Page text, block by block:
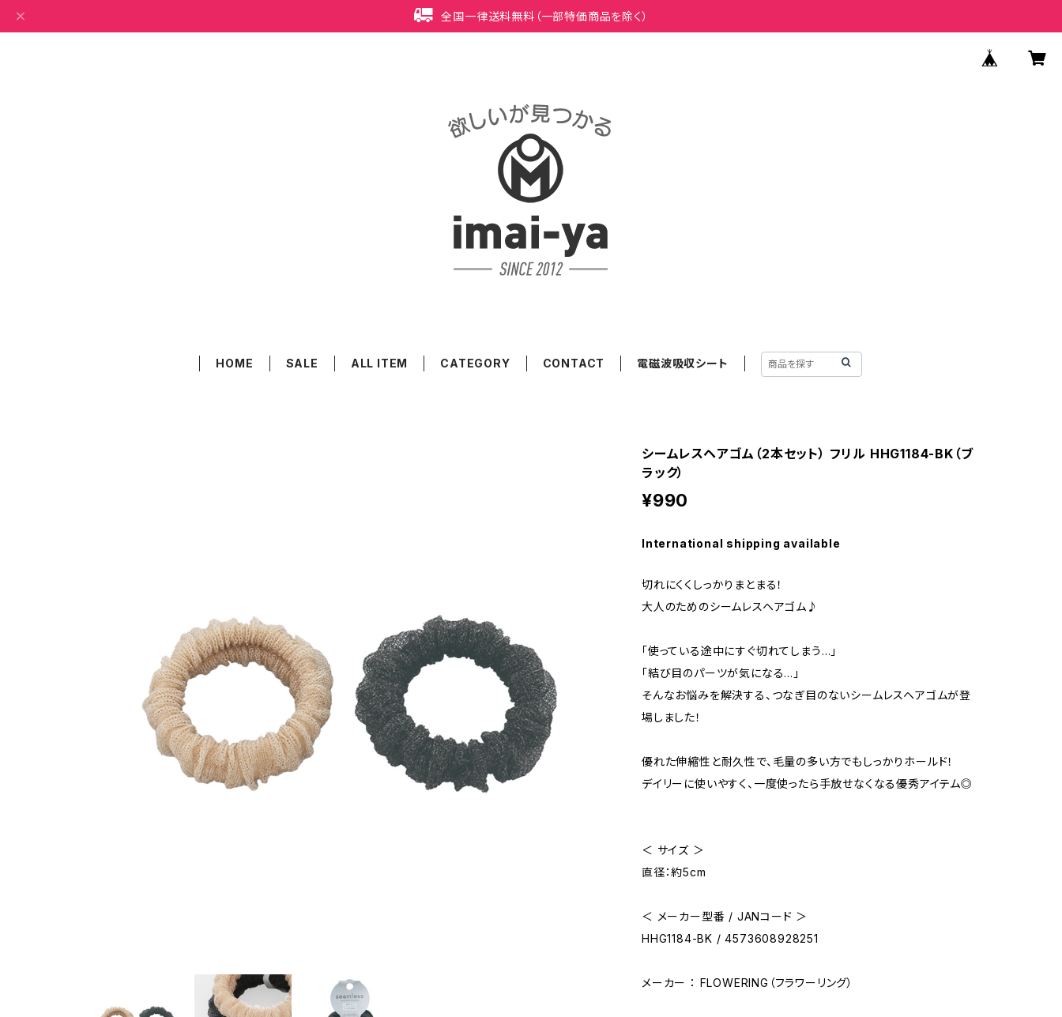
全国一律送料無料（一部特価商品を除く）
HOME SALE ALL ITEM CATEGORY CONTACT 電磁波吸収シート
シームレスヘアゴム（2本セット） フリル HHG1184-BK（ブ
ラック）
¥990
International shipping available
切れにくくしっかりまとまる！
大人のためのシームレスヘアゴム♪
「使っている途中にすぐ切れてしまう…」
「結び目のパーツが気になる…」
そんなお悩みを解決する、つなぎ目のないシームレスヘアゴムが登
場しました！
優れた伸縮性と耐久性で、毛量の多い方でもしっかりホールド！
デイリーに使いやすく、一度使ったら手放せなくなる優秀アイテム◎
＜ サイズ ＞
直径：約5cm
＜ メーカー型番 / JANコード ＞
HHG1184-BK / 4573608928251
メーカー ： FLOWERING（フラワーリング）